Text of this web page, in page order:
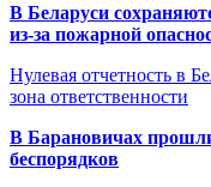
В Беларуси
из-за пожарной
Нулевая отчетность в
зона ответственности
В Барановичах
беспорядков